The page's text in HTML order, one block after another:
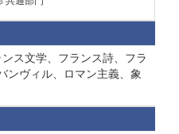
ス文学、フランス詩、フラ
ンヴィル、ロマン主義、象